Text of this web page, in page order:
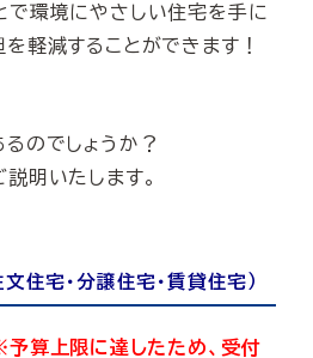
で環境にやさしい住宅を手に
軽減することができます！
のでしょうか？
明いたします。
住宅・分譲住宅・賃貸住宅）
算上限に達したため、受付